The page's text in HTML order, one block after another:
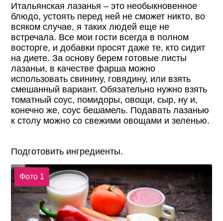
Итальянская лазанья – это необыкновенное
блюдо, устоять перед ней не сможет никто, во
всяком случае, я таких людей еще не
встречала. Все мои гости всегда в полном
восторге, и добавки просят даже те, кто сидит
на диете. За основу берем готовые листы
лазаньи, в качестве фарша можно
использовать свинину, говядину, или взять
смешанный вариант. Обязательно нужно взять
томатный соус, помидоры, овощи, сыр, ну и,
конечно же, соус бешамель. Подавать лазанью
к столу можно со свежими овощами и зеленью.
Подготовить ингредиенты.
Фото 1